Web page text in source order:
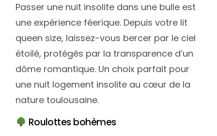
Passer une nuit insolite dans une bulle est
une expérience féerique. Depuis votre lit
queen size, laissez-vous bercer par le ciel
étoilé, protégés par la transparence d’un
dôme romantique. Un choix parfait pour
une nuit logement insolite au cœur de la
nature toulousaine.
Roulottes bohèmes